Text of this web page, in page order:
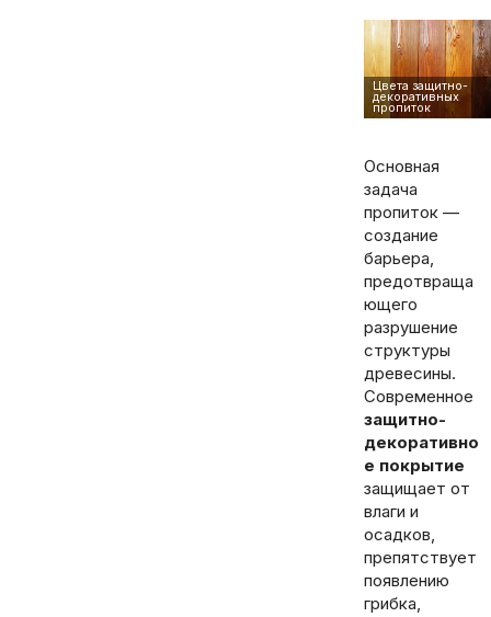
Основная
задача
пропиток —
создание
барьера,
предотвраща
ющего
разрушение
структуры
древесины.
Современное
защитно-
декоративно
е покрытие
защищает от
влаги и
осадков,
препятствует
появлению
грибка,